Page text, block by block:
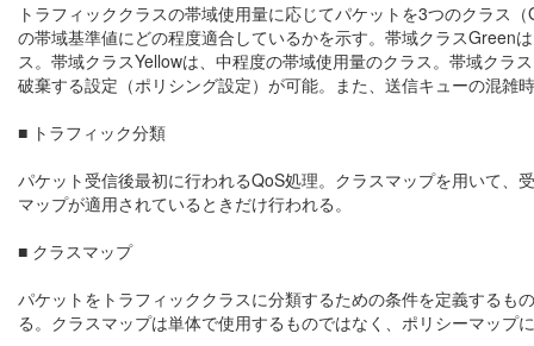
トラフィッククラスの帯域使用量に応じてパケットを3つのクラス
の帯域基準値にどの程度適合しているかを示す。帯域クラスGreen
ス。帯域クラスYellowは、中程度の帯域使用量のクラス。帯域クラ
破棄する設定（ポリシング設定）が可能。また、送信キューの混
■ トラフィック分類
パケット受信後最初に行われるQoS処理。クラスマップを用いて
マップが適用されているときだけ行われる。
■ クラスマップ
パケットをトラフィッククラスに分類するための条件を定義するも
る。クラスマップは単体で使用するものではなく、ポリシーマッ